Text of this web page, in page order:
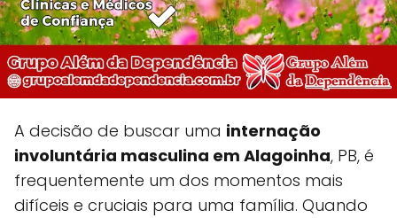
A decisão de buscar uma internação
involuntária masculina em Alagoinha, PB, é
frequentemente um dos momentos mais
difíceis e cruciais para uma família. Quando